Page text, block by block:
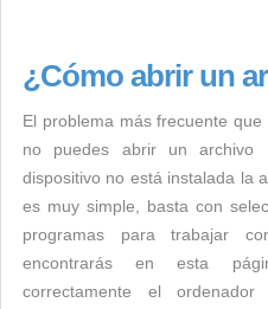
¿Cómo abrir un
El problema más frecuente
no puedes abrir un
dispositivo no está instalada la
es muy simple, basta con
programas para trabajar
encontrarás en esta
correctamente el